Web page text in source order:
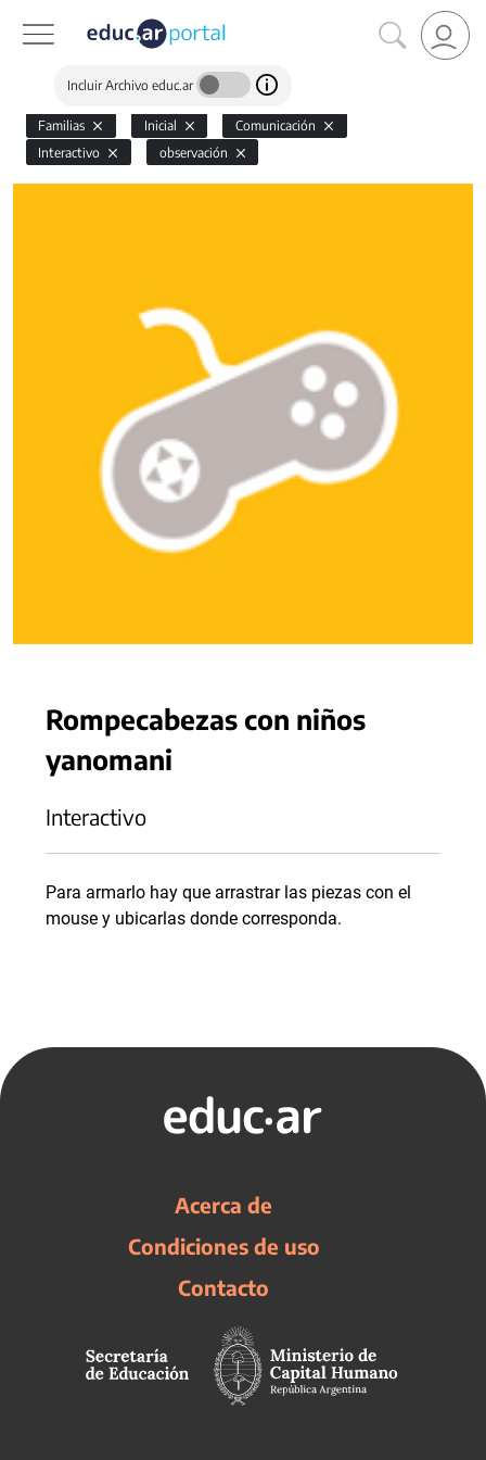
Incluir Archivo educ.ar
Familias Inicial
Comunicación
Interactivo
observación
Rompecabezas con niños
yanomani
Interactivo
Para armarlo hay que arrastrar las piezas con el
mouse y ubicarlas donde corresponda.
Acerca de
Condiciones de uso
Contacto